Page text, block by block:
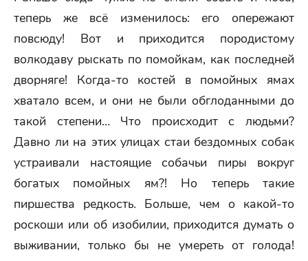
теперь же всё изменилось: его опережают
повсюду! Вот и приходится породистому
волкодаву рыскать по помойкам, как последней
дворняге! Когда-то костей в помойных ямах
хватало всем, и они не были обглоданными до
такой степени… Что происходит с людьми?
Давно ли на этих улицах стаи бездомных собак
устраивали настоящие собачьи пиры вокруг
богатых помойных ям?! Но теперь такие
пиршества редкость. Больше, чем о какой-то
роскоши или об изобилии, приходится думать о
выживании, только бы не умереть от голода!